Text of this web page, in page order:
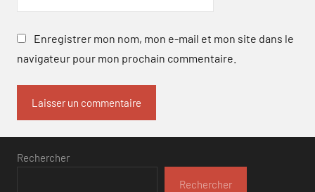
Enregistrer mon nom, mon e-mail et mon site dans le
navigateur pour mon prochain commentaire.
Rechercher
Rechercher